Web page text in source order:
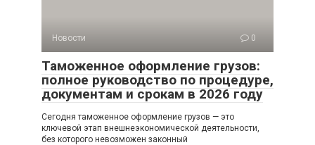
Новости 0
Таможенное оформление грузов:
полное руководство по процедуре,
документам и срокам в 2026 году
Сегодня таможенное оформление грузов — это
ключевой этап внешнеэкономической деятельности,
без которого невозможен законный